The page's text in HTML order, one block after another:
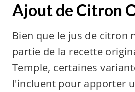
Ajout de Citron
Bien que le jus de citron
partie de la recette
Temple, certaines
l'incluent pour apporter